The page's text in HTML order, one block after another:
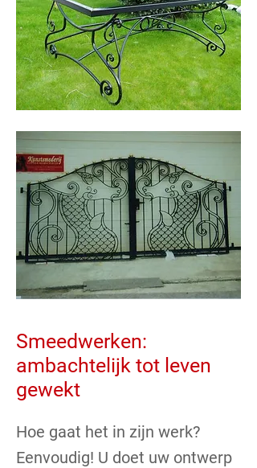
Smeedwerken:
ambachtelijk tot leven
gewekt
Hoe gaat het in zijn werk?
Eenvoudig! U doet uw ontwerp